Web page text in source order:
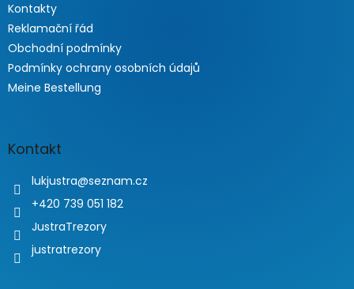
Kontakty
Reklamační řád
Obchodní podmínky
Podmínky ochrany osobních údajů
Meine Bestellung
Kontakt
lukjustra@seznam.cz
+420 739 051 182
JustraTrezory
justratrezory